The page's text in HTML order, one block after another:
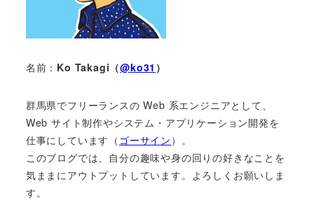
名前： Ko Takagi（@ko31 ）
群馬県でフリーランスの Web 系エンジニアとして、
Web サイト制作やシステム・アプリケーション開発を
仕事にしています（ ゴーサイン ）。
このブログでは、自分の趣味や身の回りの好きなことを
気ままにアウトプットしています。よろしくお願いしま
す。